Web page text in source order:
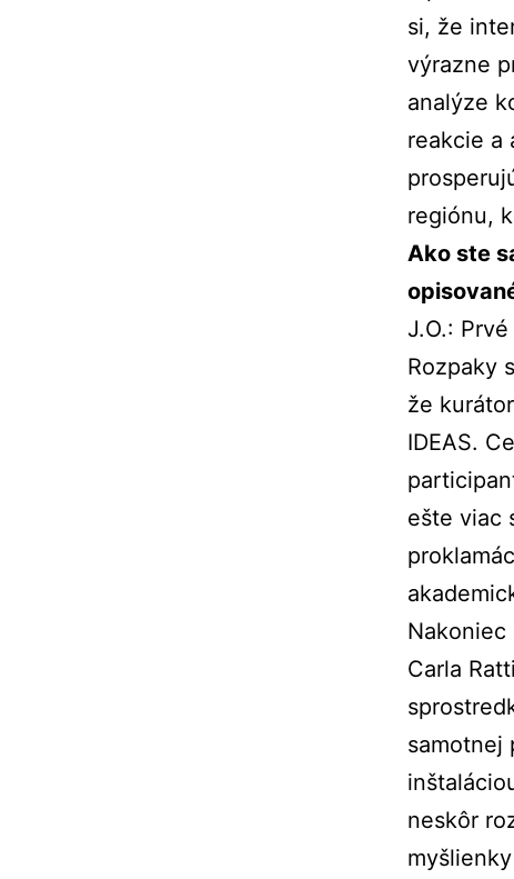
si, že
výrazne
analýze
reakcie a
regiónu,
Ako ste
J.O.:
Rozpaky
že
IDEAS.
ešte viac
Nakoniec
Carla
samotnej
neskôr